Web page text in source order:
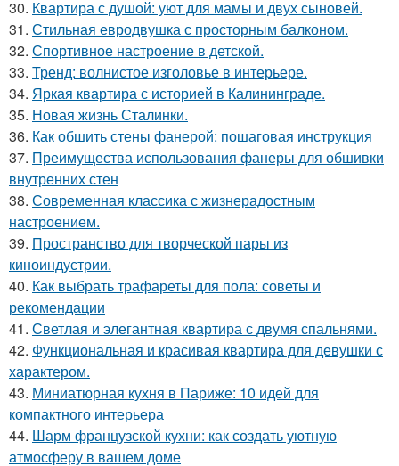
30. Квартира с душой: уют для мамы и двух сыновей.
31. Стильная евродвушка с просторным балконом.
32. Спортивное настроение в детской.
33. Тренд: волнистое изголовье в интерьере.
34. Яркая квартира с историей в Калининграде.
35. Новая жизнь Сталинки.
36. Как обшить стены фанерой: пошаговая инструкция
37. Преимущества использования фанеры для обшивки
внутренних стен
38. Современная классика с жизнерадостным
настроением.
39. Пространство для творческой пары из
киноиндустрии.
40. Как выбрать трафареты для пола: советы и
рекомендации
41. Светлая и элегантная квартира с двумя спальнями.
42. Функциональная и красивая квартира для девушки с
характером.
43. Миниатюрная кухня в Париже: 10 идей для
компактного интерьера
44. Шарм французской кухни: как создать уютную
атмосферу в вашем доме